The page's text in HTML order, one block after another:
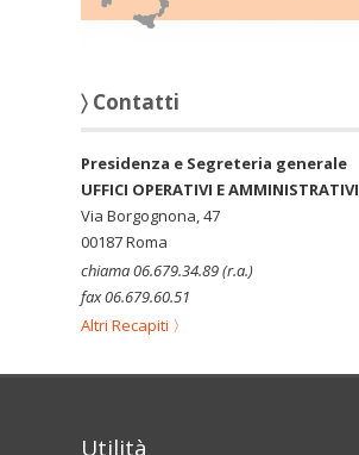
〉 Contatti
Presidenza e Segreteria generale
UFFICI OPERATIVI E AMMINISTRATIVI
Via Borgognona, 47
00187 Roma
chiama 06.679.34.89 (r.a.)
fax 06.679.60.51
Altri Recapiti 〉
Utilità